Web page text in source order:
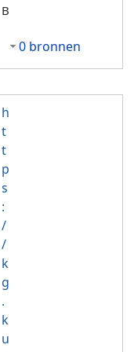
B
0 bronnen
h
t
t
p
s
:
/
/
k
g
.
k
u